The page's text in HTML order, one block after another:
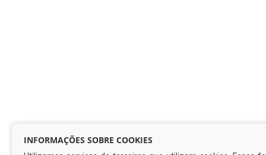
INFORMAÇÕES SOBRE COOKIES